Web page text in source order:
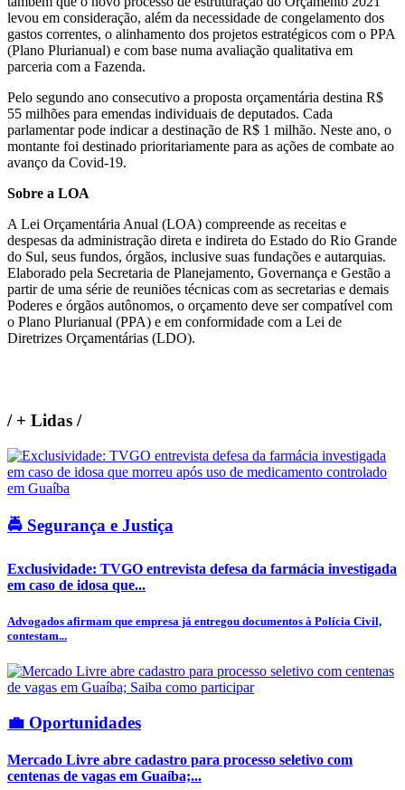
levou em consideração, além da necessidade de congelamento dos
gastos correntes, o alinhamento dos projetos estratégicos com o PPA
(Plano Plurianual) e com base numa avaliação qualitativa em
parceria com a Fazenda.
Pelo segundo ano consecutivo a proposta orçamentária destina R$
55 milhões para emendas individuais de deputados. Cada
parlamentar pode indicar a destinação de R$ 1 milhão. Neste ano, o
montante foi destinado prioritariamente para as ações de combate ao
avanço da Covid-19.
Sobre a LOA
A Lei Orçamentária Anual (LOA) compreende as receitas e
despesas da administração direta e indireta do Estado do Rio Grande
do Sul, seus fundos, órgãos, inclusive suas fundações e autarquias.
Elaborado pela Secretaria de Planejamento, Governança e Gestão a
partir de uma série de reuniões técnicas com as secretarias e demais
Poderes e órgãos autônomos, o orçamento deve ser compatível com
o Plano Plurianual (PPA) e em conformidade com a Lei de
Diretrizes Orçamentárias (LDO).
/+ Lidas /
🚔 Segurança e Justiça
Exclusividade: TVGO entrevista defesa da farmácia investigada
em caso de idosa que...
Advogados afirmam que empresa já entregou documentos à Polícia Civil,
contestam...
💼 Oportunidades
Mercado Livre abre cadastro para processo seletivo com
centenas de vagas em Guaíba;...